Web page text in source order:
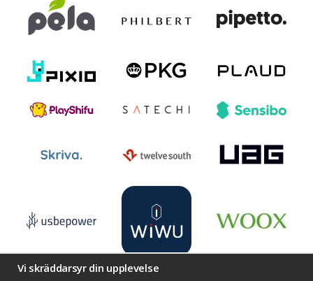
Vi skräddarsyr din upplevelse